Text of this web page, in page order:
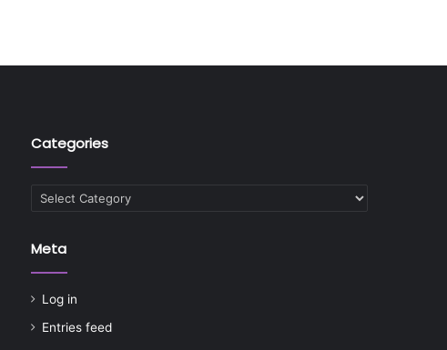
Categories
Categories
Meta
Log in
Entries feed